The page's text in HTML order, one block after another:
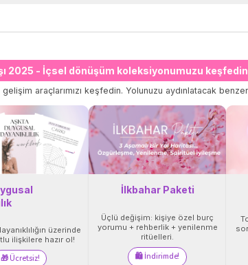
2025 - İçsel dönüşüm koleksiyonumuzu
araçlarımızı keşfedin. Yolunuzu aydınlatacak
üzerinde
ilişkilere hazır ol!
🎁 Ücretsiz!
İlkbahar Paketi
Üçlü değişim: kişiye özel burç
yorumu + rehberlik + yenilenme
ritüelleri.
🛍️ İndirimde!